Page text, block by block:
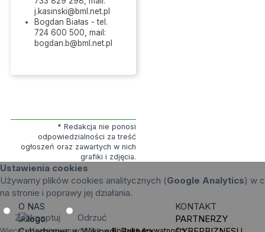
j.kasinski@bml.net.pl
Bogdan Białas - tel.
724 600 500, mail:
bogdan.b@bml.net.pl
* Redakcja nie ponosi
odpowiedzialności za treść
ogłoszeń oraz zawartych w nich
grafiki i zdjęcia.
Ustawienia cookies
Używamy plików cookies analitycznych (Google Analytics) w
na stronie i poprawy jej działania.
Zaakceptuj Odrzuć
O NAS
KONTAKT
PARTNERZY